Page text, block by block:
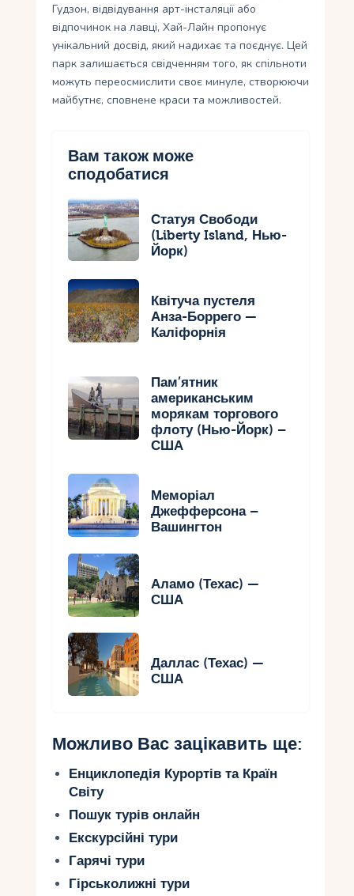
Гудзон, відвідування арт-інсталяції або
відпочинок на лавці, Хай-Лайн пропонує
унікальний досвід, який надихає та поєднує. Цей
парк залишається свідченням того, як спільноти
можуть переосмислити своє минуле, створюючи
майбутнє, сповнене краси та можливостей.
Вам також може
сподобатися
Статуя Свободи
(Liberty Island, Нью-
Йорк)
Квітуча пустеля
Анза-Боррего —
Каліфорнія
Пам’ятник
американським
морякам торгового
флоту (Нью-Йорк) –
США
Меморіал
Джефферсона –
Вашингтон
Аламо (Техас) —
США
Даллас (Техас) —
США
Можливо Вас зацікавить ще:
Енциклопедія Курортів та Країн
Світу
Пошук турів онлайн
Екскурсійні тури
Гарячі тури
Гірськолижні тури